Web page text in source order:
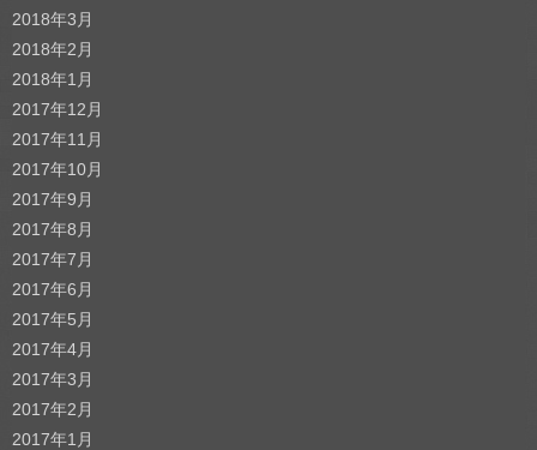
2018年3月
2018年2月
2018年1月
2017年12月
2017年11月
2017年10月
2017年9月
2017年8月
2017年7月
2017年6月
2017年5月
2017年4月
2017年3月
2017年2月
2017年1月